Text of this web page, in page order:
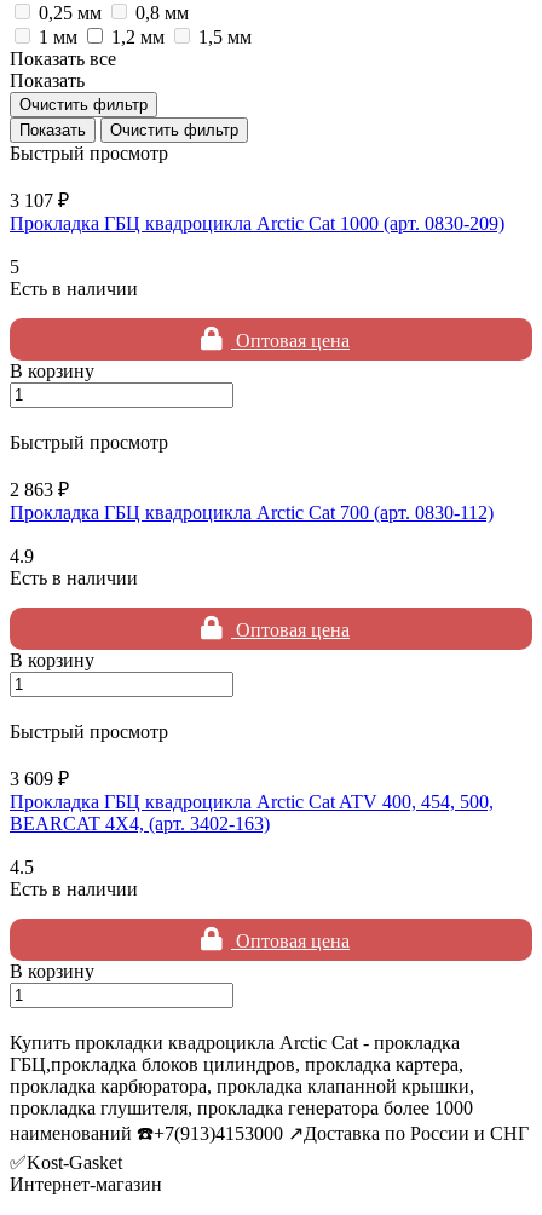
0,25 мм
0,8 мм
1 мм
1,2 мм
1,5 мм
Показать все
Показать
Очистить фильтр
Очистить фильтр
Быстрый просмотр
3 107 ₽
Прокладка ГБЦ квадроцикла Arctic Cat 1000 (арт. 0830-209)
5
Есть в наличии
Оптовая цена
В корзину
Быстрый просмотр
2 863 ₽
Прокладка ГБЦ квадроцикла Arctic Cat 700 (арт. 0830-112)
4.9
Есть в наличии
Оптовая цена
В корзину
Быстрый просмотр
3 609 ₽
Прокладка ГБЦ квадроцикла Arctic Cat ATV 400, 454, 500,
BEARCAT 4X4, (арт. 3402-163)
4.5
Есть в наличии
Оптовая цена
В корзину
Купить прокладки квадроцикла Arctic Cat - прокладка
ГБЦ,прокладка блоков цилиндров, прокладка картера,
прокладка карбюратора, прокладка клапанной крышки,
прокладка глушителя, прокладка генератора более 1000
наименований ☎️+7(913)4153000 ↗️Доставка по России и СНГ
✅Kost-Gasket
Интернет-магазин